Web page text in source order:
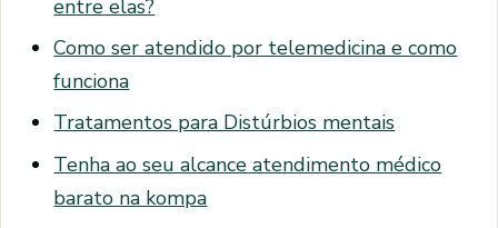
entre elas?
Como ser atendido por telemedicina e como
funciona
Tratamentos para Distúrbios mentais
Tenha ao seu alcance atendimento médico
barato na kompa